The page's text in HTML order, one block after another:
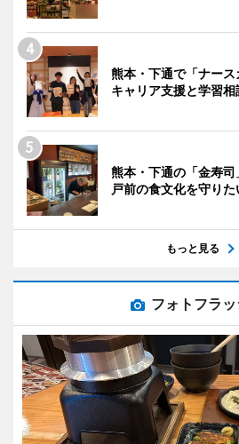
熊本・下通で「ナー
キャリア支援と学習
熊本・下通の「金寿
戸前の食文化を守りた
もっと見る
フォトフラ